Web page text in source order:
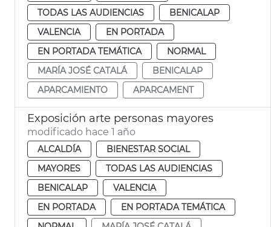
TODAS LAS AUDIENCIAS
BENICALAP
VALENCIA
EN PORTADA
EN PORTADA TEMÁTICA
NORMAL
MARÍA JOSÉ CATALÁ
BENICALAP
APARCAMIENTO
APARCAMENT
Exposición arte personas mayores
modificado hace 1 año
ALCALDÍA
BIENESTAR SOCIAL
MAYORES
TODAS LAS AUDIENCIAS
BENICALAP
VALENCIA
EN PORTADA
EN PORTADA TEMÁTICA